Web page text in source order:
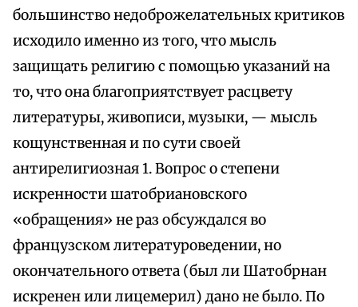
большинство недоброжелательных критиков
исходило именно из того, что мысль
защищать религию с помощью указаний на
то, что она благоприятствует расцвету
литературы, живописи, музыки, — мысль
кощунственная и по сути своей
антирелигиозная 1. Вопрос о степени
искренности шатобриановского
«обращения» не раз обсуждался во
французском литературоведении, но
окончательного ответа (был ли Шатобрнан
искренен или лицемерил) дано не было. По